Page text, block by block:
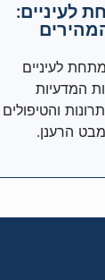
לעיניים:
לעיניים
המדעיות
והטיפולים
הרענן.